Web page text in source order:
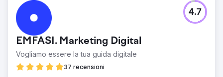
Sfida
- Raggiungere le prime 3 posizioni nella classifica per
termini transazionali a Ottawa e in altre città principali del
Canada. - Indirizzare traffico incentrato sulle piccole
imprese al sito web. - Convertire il traffico del sito web in
lead qualificati.
Soluzione
EMFASI. Marketing Digital
Vogliamo essere la tua guida digitale
37 recensioni
4.7